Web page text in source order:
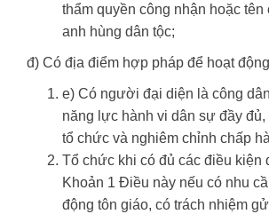
thẩm quyền công nhận hoặc tên
anh hùng dân tộc;
đ) Có địa điểm hợp pháp để hoạt
e) Có người đại diện là công
năng lực hành vi dân sự đầy đủ,
tổ chức và nghiêm chỉnh chấp
Tổ chức khi có đủ các điều kiện
Khoản 1 Điều này nếu có nhu
động tôn giáo, có trách nhiệm